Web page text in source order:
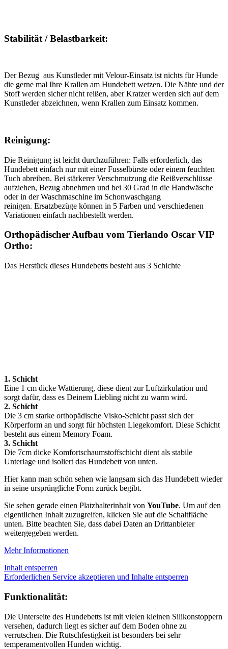
Stabilität / Belastbarkeit:
Der Bezug aus Kunstleder mit Velour-Einsatz ist nichts für Hunde
die gerne mal Ihre Krallen am Hundebett wetzen. Die Nähte und der
Stoff werden sicher nicht reißen, aber Kratzer werden sich auf dem
Kunstleder abzeichnen, wenn Krallen zum Einsatz kommen.
Reinigung:
Die Reinigung ist leicht durchzuführen: Falls erforderlich, das
Hundebett einfach nur mit einer Fusselbürste oder einem feuchten
Tuch abreiben. Bei stärkerer Verschmutzung die Reißverschlüsse
aufziehen, Bezug abnehmen und bei 30 Grad in die Handwäsche
oder in der Waschmaschine im Schonwaschgang
reinigen. Ersatzbezüge können in 5 Farben und verschiedenen
Variationen einfach nachbestellt werden.
Orthopädischer Aufbau vom Tierlando Oscar VIP
Ortho:
Das Herstück dieses Hundebetts besteht aus 3 Schichte
1. Schicht
Eine 1 cm dicke Wattierung, diese dient zur Luftzirkulation und
sorgt dafür, dass es Deinem Liebling nicht zu warm wird.
2. Schicht
Die 3 cm starke orthopädische Visko-Schicht passt sich der
Körperform an und sorgt für höchsten Liegekomfort. Diese Schicht
besteht aus einem Memory Foam.
3. Schicht
Die 7cm dicke Komfortschaumstoffschicht dient als stabile
Unterlage und isoliert das Hundebett von unten.
Hier kann man schön sehen wie langsam sich das Hundebett wieder
in seine ursprüngliche Form zurück begibt.
Sie sehen gerade einen Platzhalterinhalt von YouTube. Um auf den
eigentlichen Inhalt zuzugreifen, klicken Sie auf die Schaltfläche
unten. Bitte beachten Sie, dass dabei Daten an Drittanbieter
weitergegeben werden.
Mehr Informationen
Inhalt entsperren
Erforderlichen Service akzeptieren und Inhalte entsperren
Funktionalität:
Die Unterseite des Hundebetts ist mit vielen kleinen Silikonstoppern
versehen, dadurch liegt es sicher auf dem Boden ohne zu
verrutschen. Die Rutschfestigkeit ist besonders bei sehr
temperamentvollen Hunden wichtig.